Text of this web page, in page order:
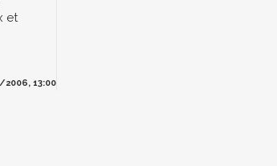
et
13:00